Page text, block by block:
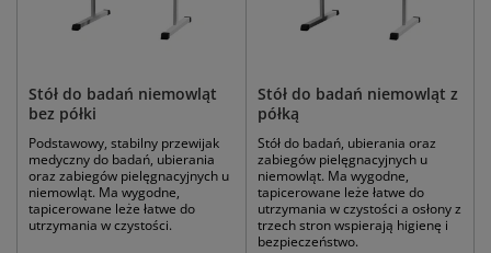
Stół do badań niemowląt
bez półki
Podstawowy, stabilny przewijak
medyczny do badań, ubierania
oraz zabiegów pielęgnacyjnych u
niemowląt. Ma wygodne,
tapicerowane leże łatwe do
utrzymania w czystości.
Stół do badań niemowląt z
półką
Stół do badań, ubierania oraz
zabiegów pielęgnacyjnych u
niemowląt. Ma wygodne,
tapicerowane leże łatwe do
utrzymania w czystości a osłony z
trzech stron wspierają higienę i
bezpieczeństwo.